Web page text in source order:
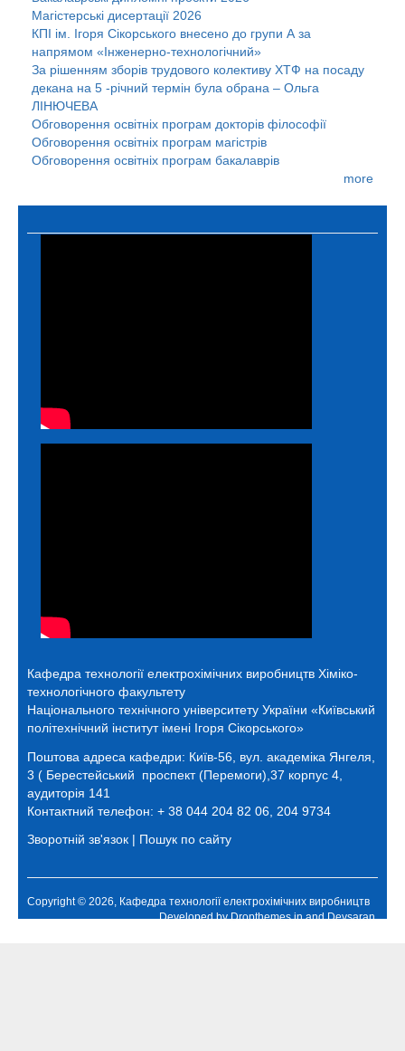
Магістерські дисертації 2026
КПІ ім. Ігоря Сікорського внесено до групи А за
напрямом «Інженерно-технологічний»
За рішенням зборів трудового колективу ХТФ на посаду
декана на 5 -річний термін була обрана – Ольга
ЛІНЮЧЕВА
Обговорення освітніх програм докторів філософії
Обговорення освітніх програм магістрів
Обговорення освітніх програм бакалаврів
more
Кафедра технології електрохімічних виробництв Хіміко-
технологічного факультету
Національного технічного університету України «Київський
політехнічний інститут імені Ігоря Сікорського»
Поштова адреса кафедри: Київ-56, вул. академіка Янгеля,
3 ( Берестейський проспект (Перемоги),37 корпус 4,
аудиторія 141
Контактний телефон: + 38 044 204 82 06, 204 9734
Зворотній зв'язок | Пошук по сайту
Copyright © 2026, Кафедра технології електрохімічних виробництв
Developed byDropthemes.inandDevsaran.